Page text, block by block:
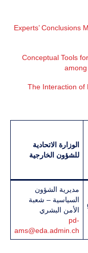
Experts’ Conclusions
Conceptual Tools
The Interaction of
الوزارة الاتحادية
للشؤون الخارجية
مديرية الشؤون
السياسية – شعبة
الأمن البشري
pd-
ams@eda.admin.ch